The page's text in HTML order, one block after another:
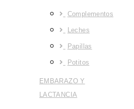
Complementos
Leches
Papillas
Potitos
EMBARAZO Y
LACTANCIA